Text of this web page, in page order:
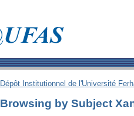
Dépôt Institutionnel de l'Université
Browsing by Subject